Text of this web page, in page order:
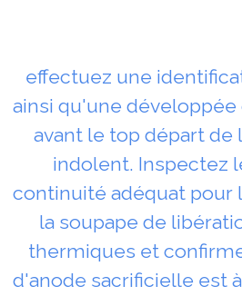
effectuez une
ainsi qu'une
avant le top départ de
indolent. Inspectez
continuité adéquat pour
la soupape de
thermiques et
d'anode sacrificielle est